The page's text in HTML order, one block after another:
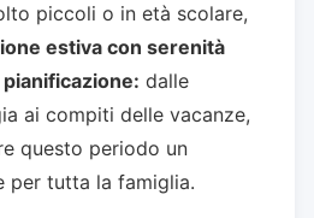
piccoli o in età scolare,
estiva con serenità
pianificazione: dalle
ai compiti delle vacanze,
questo periodo un
per tutta la famiglia.